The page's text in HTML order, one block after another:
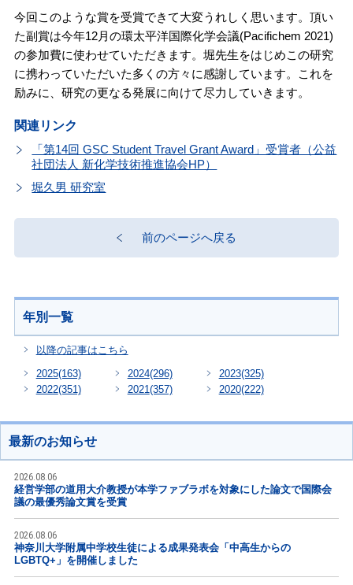
今回このような賞を受賞できて大変うれしく思います。頂い
た副賞は今年12月の環太平洋国際化学会議(Pacifichem 2021)
の参加費に使わせていただきます。堀先生をはじめこの研究
に携わっていただいた多くの方々に感謝しています。これを
励みに、研究の更なる発展に向けて尽力していきます。
関連リンク
「第14回 GSC Student Travel Grant Award」受賞者（公益
社団法人 新化学技術推進協会HP）
堀久男 研究室
前のページへ戻る
年別一覧
以降の記事はこちら
2025(163) 2024(296) 2023(325)
2022(351) 2021(357) 2020(222)
最新のお知らせ
2026.08.06
経営学部の道用大介教授が本学ファブラボを対象にした論文で国際会
議の最優秀論文賞を受賞
2026.08.06
神奈川大学附属中学校生徒による成果発表会「中高生からの
LGBTQ+」を開催しました